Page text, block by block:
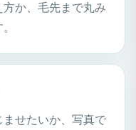
か、毛先まで丸み
せたいか、写真で